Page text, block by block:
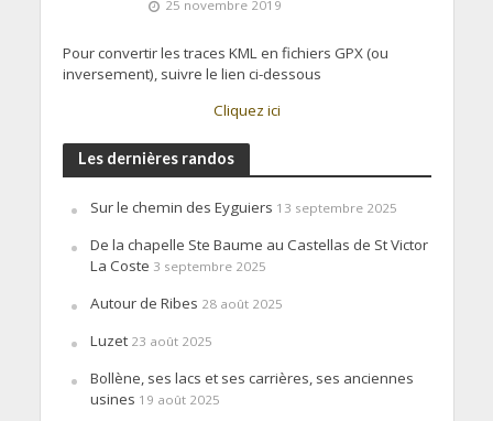
25 novembre 2019
Pour convertir les traces KML en fichiers GPX (ou
inversement), suivre le lien ci-dessous
Cliquez ici
Les dernières randos
Sur le chemin des Eyguiers 13 septembre 2025
De la chapelle Ste Baume au Castellas de St Victor
La Coste 3 septembre 2025
Autour de Ribes 28 août 2025
Luzet 23 août 2025
Bollène, ses lacs et ses carrières, ses anciennes
usines 19 août 2025